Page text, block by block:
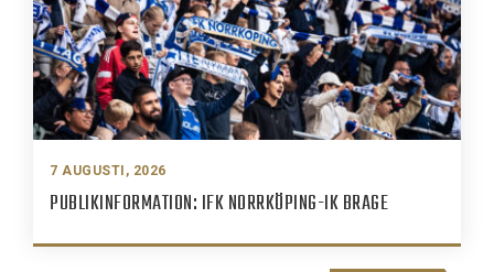
7 AUGUSTI, 2026
PUBLIKINFORMATION: IFK NORRKÖPING-IK BRAGE